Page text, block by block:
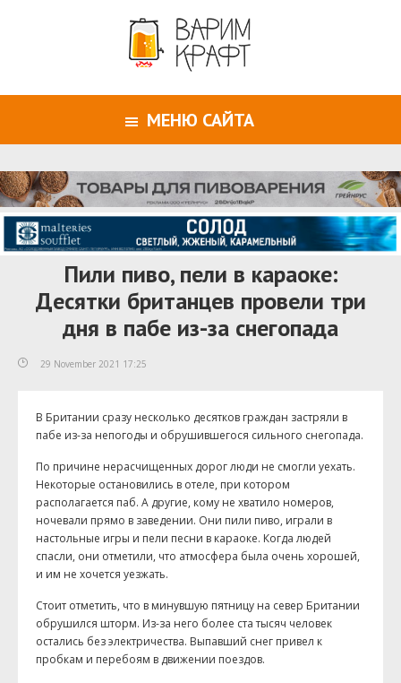
МЕНЮ САЙТА
Пили пиво, пели в караоке:
Десятки британцев провели три
дня в пабе из-за снегопада
29 November 2021 17:25
В Британии сразу несколько десятков граждан застряли в
пабе из-за непогоды и обрушившегося сильного снегопада.
По причине нерасчищенных дорог люди не смогли уехать.
Некоторые остановились в отеле, при котором
располагается паб. А другие, кому не хватило номеров,
ночевали прямо в заведении. Они пили пиво, играли в
настольные игры и пели песни в караоке. Когда людей
спасли, они отметили, что атмосфера была очень хорошей,
и им не хочется уезжать.
Стоит отметить, что в минувшую пятницу на север Британии
обрушился шторм. Из-за него более ста тысяч человек
остались без электричества. Выпавший снег привел к
пробкам и перебоям в движении поездов.